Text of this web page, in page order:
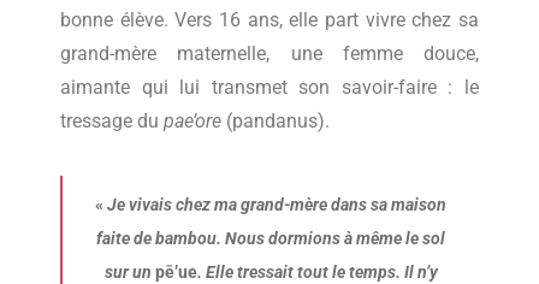
bonne élève. Vers 16 ans, elle part vivre chez sa
grand-mère maternelle, une femme douce,
aimante qui lui transmet son savoir-faire : le
tressage du pae’ore (pandanus).
« Je vivais chez ma grand-mère dans sa maison
faite de bambou. Nous dormions à même le sol
sur un pē’ue. Elle tressait tout le temps. Il n’y